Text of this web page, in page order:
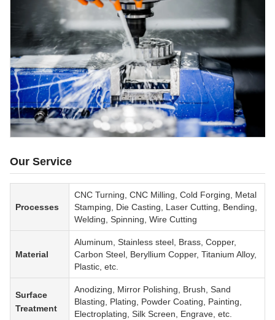
Our Service
Processes
CNC Turning, CNC Milling, Cold Forging, Metal
Stamping, Die Casting, Laser Cutting, Bending,
Welding, Spinning, Wire Cutting
Material
Aluminum, Stainless steel, Brass, Copper,
Carbon Steel, Beryllium Copper, Titanium Alloy,
Plastic, etc.
Surface
Treatment
Anodizing, Mirror Polishing, Brush, Sand
Blasting, Plating, Powder Coating, Painting,
Electroplating, Silk Screen, Engrave, etc.